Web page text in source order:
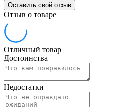
Оставить свой отзыв
Отзыв о товаре
Отличный товар
Достоинства
Недостатки